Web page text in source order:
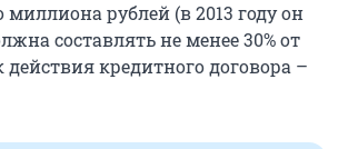
рублей (в 2013 году он
составлять не менее 30% от
кредитного договора –